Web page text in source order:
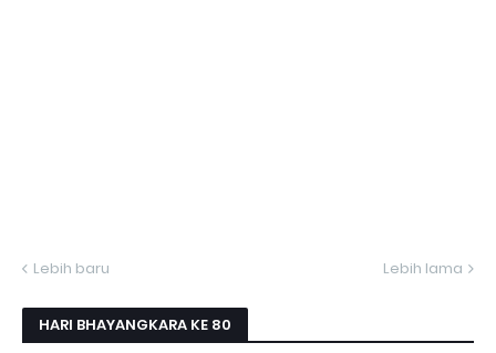
Lebih baru Lebih lama
HARI BHAYANGKARA KE 80